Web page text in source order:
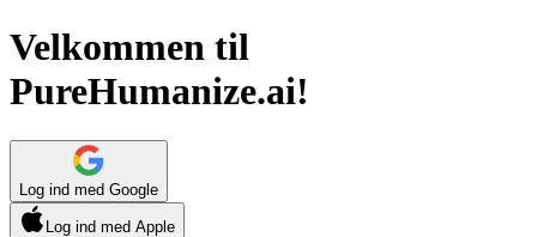
Velkommen til
PureHumanize.ai!
Log ind med Google
Log ind med Apple